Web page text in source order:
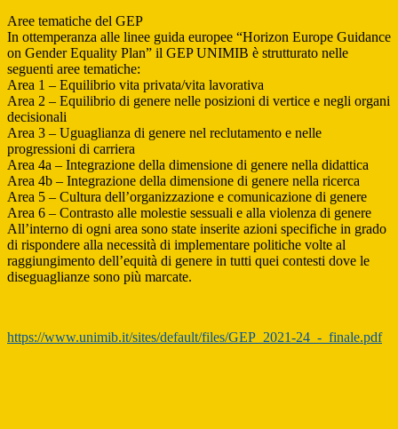
Aree tematiche del GEP
In ottemperanza alle linee guida europee “Horizon Europe Guidance
on Gender Equality Plan” il GEP UNIMIB è strutturato nelle
seguenti aree tematiche:
Area 1 – Equilibrio vita privata/vita lavorativa
Area 2 – Equilibrio di genere nelle posizioni di vertice e negli organi
decisionali
Area 3 – Uguaglianza di genere nel reclutamento e nelle
progressioni di carriera
Area 4a – Integrazione della dimensione di genere nella didattica
Area 4b – Integrazione della dimensione di genere nella ricerca
Area 5 – Cultura dell’organizzazione e comunicazione di genere
Area 6 – Contrasto alle molestie sessuali e alla violenza di genere
All’interno di ogni area sono state inserite azioni specifiche in grado
di rispondere alla necessità di implementare politiche volte al
raggiungimento dell’equità di genere in tutti quei contesti dove le
diseguaglianze sono più marcate.
https://www.unimib.it/sites/default/files/GEP_2021-24_-_finale.pdf